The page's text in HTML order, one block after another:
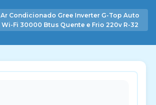
Ar Condicionado Gree Inverter G-Top Auto
Wi-Fi 30000 Btus Quente e Frio 220v R-32